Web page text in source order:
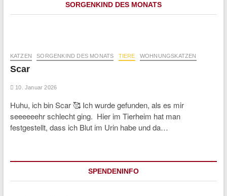
SORGENKIND DES MONATS
KATZEN SORGENKIND DES MONATS TIERE WOHNUNGSKATZEN
Scar
10. Januar 2026
Huhu, ich bin Scar 🥰 Ich wurde gefunden, als es mir
seeeeeehr schlecht ging. Hier im Tierheim hat man
festgestellt, dass ich Blut im Urin habe und da…
SPENDENINFO